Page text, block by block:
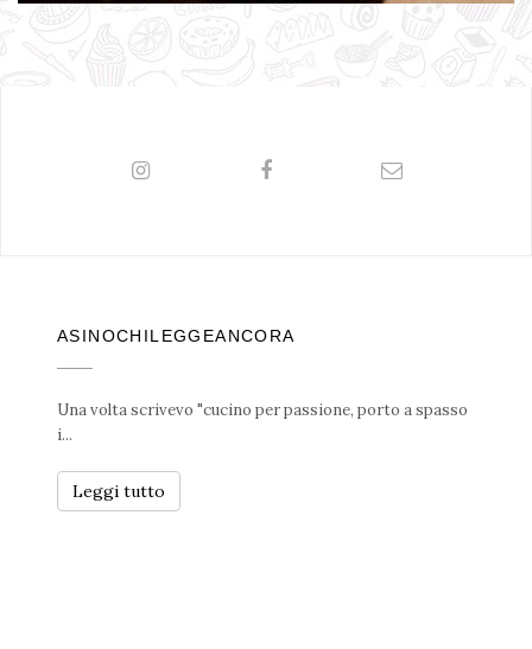
ASINOCHILEGGEANCORA
Una volta scrivevo "cucino per passione, porto a spasso
i...
Leggi tutto